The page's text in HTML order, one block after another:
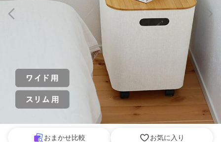
おまかせ比較 お気に入り